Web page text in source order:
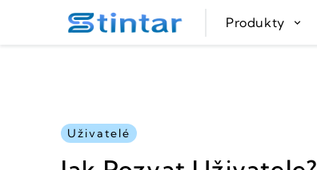
Produkty
Uživatelé